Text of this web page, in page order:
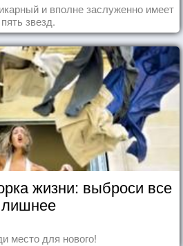
и вполне заслуженно имеет
пять звезд.
жизни: выброси все
лишнее
место для нового!